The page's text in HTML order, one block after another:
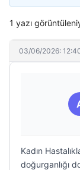
1 yazı
03/06/2026:
Kadın
doğurganlığı